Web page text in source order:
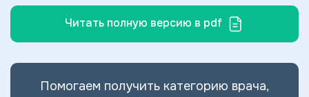
Читать полную версию в pdf
Помогаем получить категорию врача,